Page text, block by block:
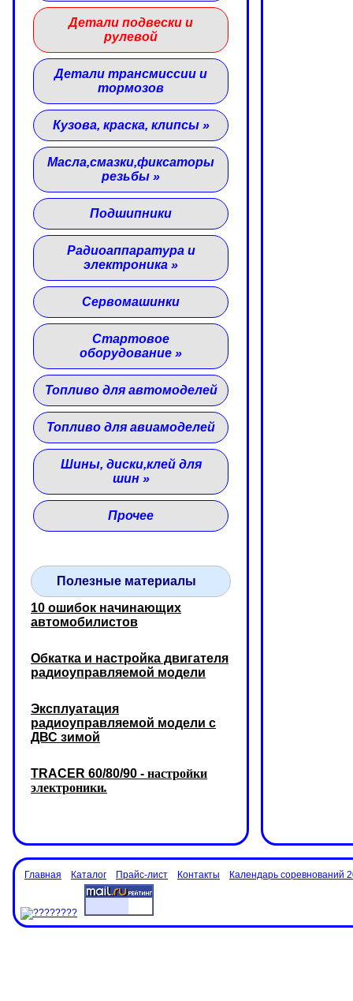
Детали подвески и
рулевой
Детали трансмиссии и
тормозов
Кузова, краска, клипсы»
Масла,смазки,фиксаторы
резьбы »
Подшипники
Радиоаппаратура и
электроника »
Сервомашинки
Стартовое
оборудование »
Топливо для автомоделей
Топливо для авиамоделей
Шины, диски,клей для
шин»
Прочее
Полезные материалы
10 ошибок начинающих
автомобилистов
Обкатка и настройка двигателя
радиоуправляемой модели
Эксплуатация
радиоуправляемой модели с
ДВС зимой
TRACER 60/80/90 - настройки
электроники.
Главная Каталог Прайс-лист Контакты Календарь соревнований